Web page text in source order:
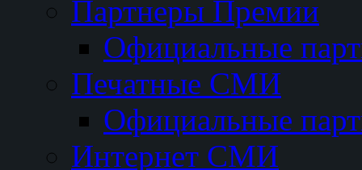
Партнеры Премии
Официальные
Печатные СМИ
Официальные
Интернет СМИ